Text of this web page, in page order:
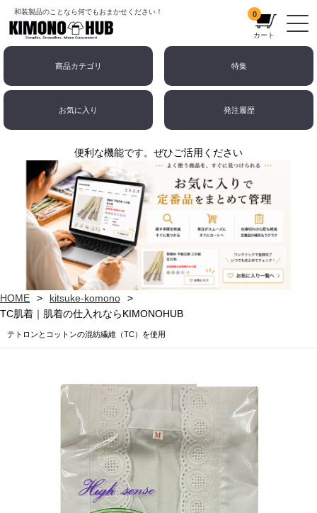
和装製品のことなら何でもおまかせください！ 0
カート
商品カテゴリ 特集
お気に入り 発注履歴
便利な機能です。ぜひご活用ください
HOME
kitsuke-komono
TC肌着｜肌着の仕入れならKIMONOHUB
テトロンとコットンの混紡繊維（TC）を使用